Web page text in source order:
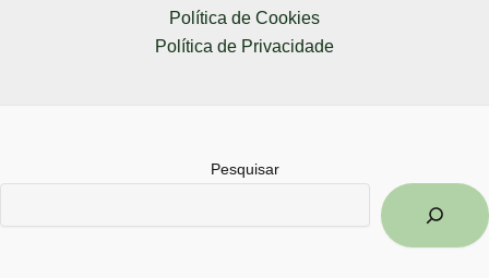
Política de Cookies
Política de Privacidade
Pesquisar